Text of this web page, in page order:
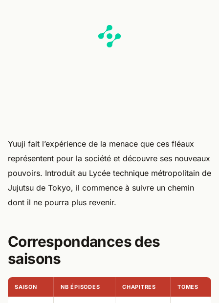
Yuuji fait l’expérience de la menace que ces fléaux
représentent pour la société et découvre ses nouveaux
pouvoirs. Introduit au Lycée technique métropolitain de
Jujutsu de Tokyo, il commence à suivre un chemin
dont il ne pourra plus revenir.
Correspondances des
saisons
SAISON NB ÉPISODES CHAPITRES TOMES